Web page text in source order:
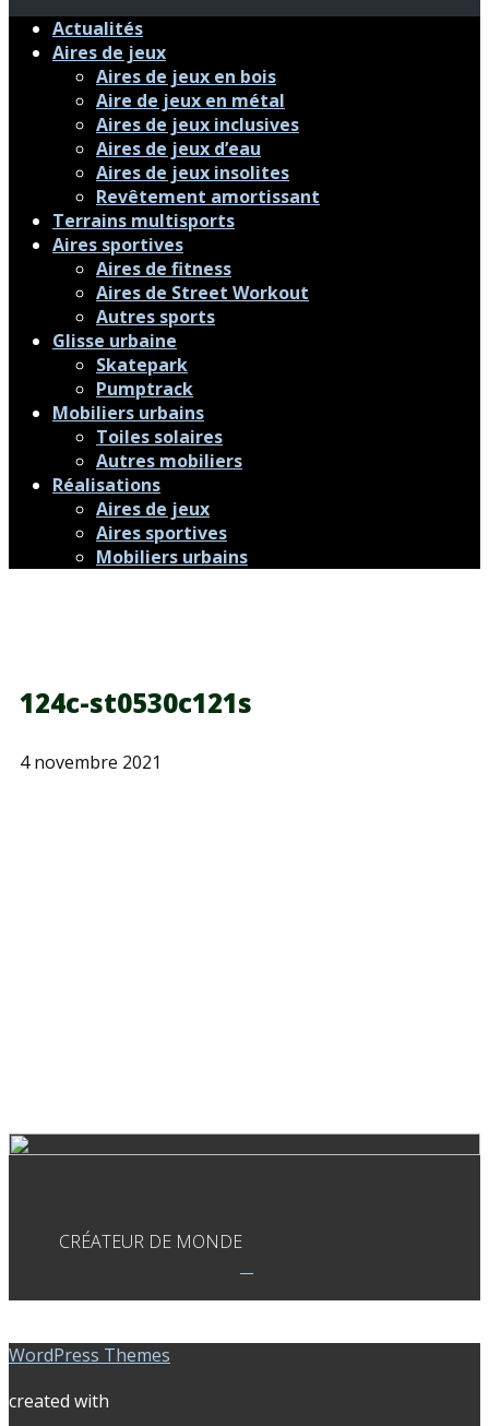
Actualités
Aires de jeux
Aires de jeux en bois
Aire de jeux en métal
Aires de jeux inclusives
Aires de jeux d’eau
Aires de jeux insolites
Revêtement amortissant
Terrains multisports
Aires sportives
Aires de fitness
Aires de Street Workout
Autres sports
Glisse urbaine
Skatepark
Pumptrack
Mobiliers urbains
Toiles solaires
Autres mobiliers
Réalisations
Aires de jeux
Aires sportives
Mobiliers urbains
124c-st0530c121s
4 novembre 2021
CRÉATEUR DE MONDE
WordPress Themes
created with